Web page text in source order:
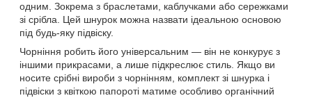
одним. Зокрема з браслетами, каблучками або сережками
зі срібла. Цей шнурок можна назвати ідеальною основою
під будь-яку підвіску.
Чорніння робить його універсальним — він не конкурує з
іншими прикрасами, а лише підкреслює стиль. Якщо ви
носите срібні вироби з чорнінням, комплект зі шнурка і
підвіски з квіткою папороті матиме особливо органічний